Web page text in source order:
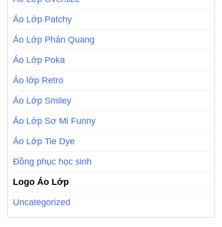
Áo Lớp Patchy
Áo Lớp Phản Quang
Áo Lớp Poka
Áo lớp Retro
Áo Lớp Smiley
Áo Lớp Sơ Mi Funny
Áo Lớp Tie Dye
Đồng phục học sinh
Logo Áo Lớp
Uncategorized